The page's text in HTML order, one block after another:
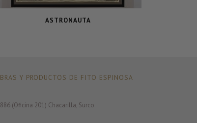
ASTRONAUTA
Y PRODUCTOS DE FITO ESPINOSA
(Oficina 201) Chacarilla, Surco